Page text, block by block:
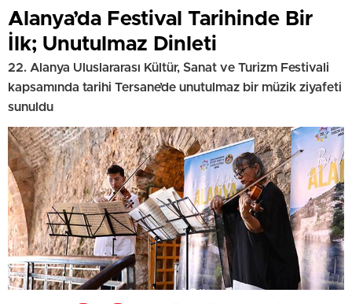
Alanya’da Festival Tarihinde Bir
İlk; Unutulmaz Dinleti
22. Alanya Uluslararası Kültür, Sanat ve Turizm Festivali
kapsamında tarihi Tersane’de unutulmaz bir müzik ziyafeti
sunuldu